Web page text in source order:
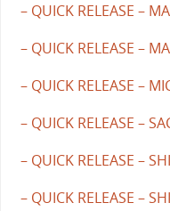
– QUICK RELEASE –
– QUICK RELEASE –
– QUICK RELEASE –
– QUICK RELEASE –
– QUICK RELEASE –
– QUICK RELEASE –